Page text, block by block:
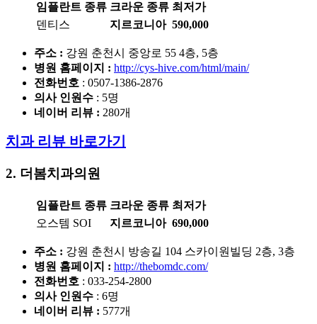
임플란트 종류 크라운 종류 최저가
덴티스
지르코니아 590,000
주소 : 강원 춘천시 중앙로 55 4층, 5층
병원 홈페이지 : http://cys-hive.com/html/main/
전화번호 : 0507-1386-2876
의사 인원수 : 5명
네이버 리뷰 : 280개
치과 리뷰 바로가기
2. 더봄치과의원
임플란트 종류 크라운 종류 최저가
오스템 SOI
지르코니아 690,000
주소 : 강원 춘천시 방송길 104 스카이원빌딩 2층, 3층
병원 홈페이지 : http://thebomdc.com/
전화번호 : 033-254-2800
의사 인원수 : 6명
네이버 리뷰 : 577개